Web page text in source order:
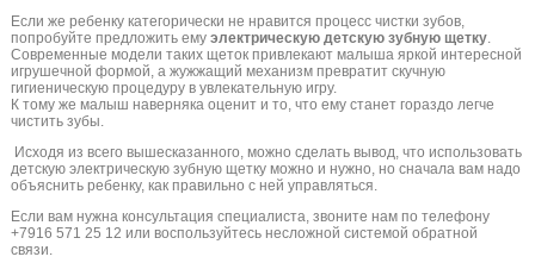
Если же ребенку категорически не нравится процесс чистки зубов,
попробуйте предложить ему электрическую детскую зубную щетку.
Современные модели таких щеток привлекают малыша яркой интересной
игрушечной формой, а жужжащий механизм превратит скучную
гигиеническую процедуру в увлекательную игру.
К тому же малыш наверняка оценит и то, что ему станет гораздо легче
чистить зубы.
Исходя из всего вышесказанного, можно сделать вывод, что использовать
детскую электрическую зубную щетку можно и нужно, но сначала вам надо
объяснить ребенку, как правильно с ней управляться.
Если вам нужна консультация специалиста, звоните нам по телефону
+7916 571 25 12 или воспользуйтесь несложной системой обратной
связи.